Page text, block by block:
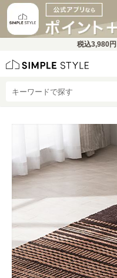
税込3,980円